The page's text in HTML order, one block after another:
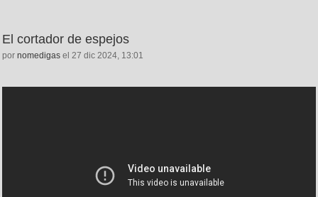
El cortador de espejos
por nomedigas el 27 dic 2024, 13:01